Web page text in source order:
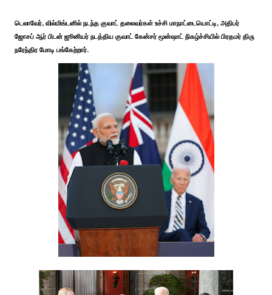
டெலாவேர், வில்மிங்டனில் நடந்த குவாட் தலைவர்கள் உச்சி மாநாட்டையொட்டி, அதிபர்
ஜோசப் ஆர் பிடன் ஜூனியர் நடத்திய குவாட் கேன்சர் மூன்ஷாட் நிகழ்ச்சியில் பிரதமர் திரு
நரேந்திர மோடி பங்கேற்றார்.